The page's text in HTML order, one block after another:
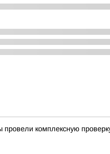
комплексную